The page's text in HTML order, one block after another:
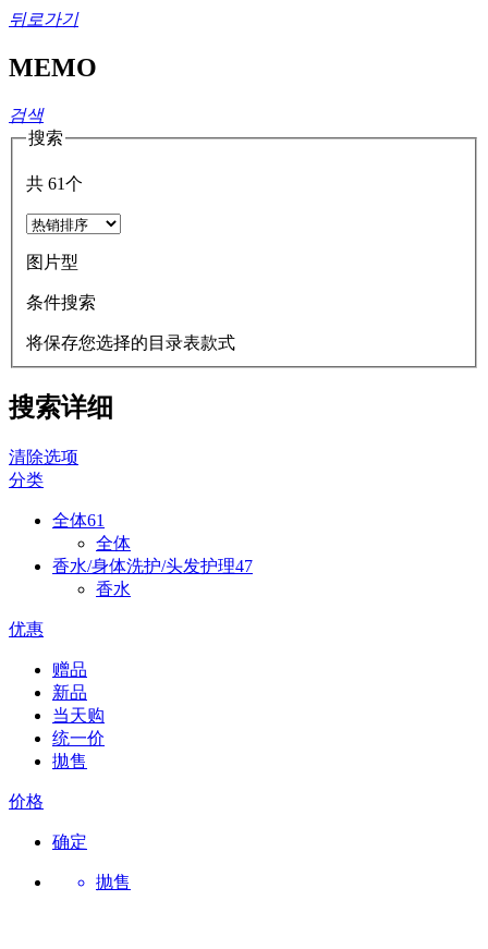
뒤로가기
MEMO
검색
搜索
共 61个
图片型
条件搜索
将保存您选择的目录表款式
搜索详细
清除选项
分类
全体61
全体
香水/身体洗护/头发护理47
香水
优惠
赠品
新品
当天购
统一价
拋售
价格
确定
抛售